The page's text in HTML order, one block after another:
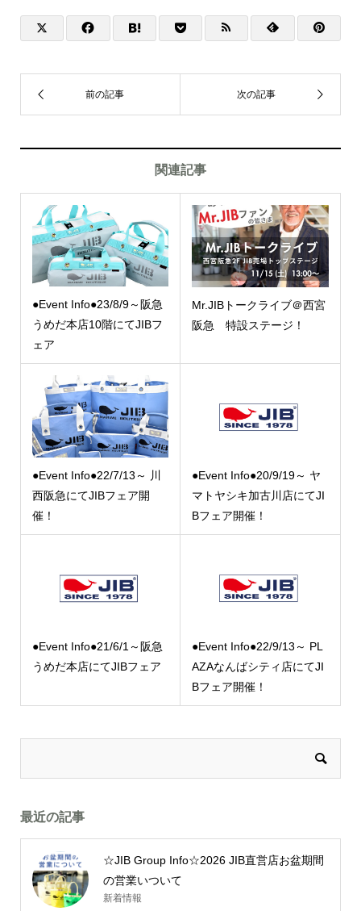
関連記事
●Event Info●23/8/9～阪急
うめだ本店10階にてJIBフ
ェア
Mr.JIBトークライブ＠西宮
阪急 特設ステージ！
●Event Info●22/7/13～ 川
西阪急にてJIBフェア開
催！
●Event Info●20/9/19～ ヤ
マトヤシキ加古川店にてJI
Bフェア開催！
●Event Info●21/6/1～阪急
うめだ本店にてJIBフェア
●Event Info●22/9/13～ PL
AZAなんばシティ店にてJI
Bフェア開催！
最近の記事
☆JIB Group Info☆2026 JIB直営店お盆期間
の営業いついて
新着情報